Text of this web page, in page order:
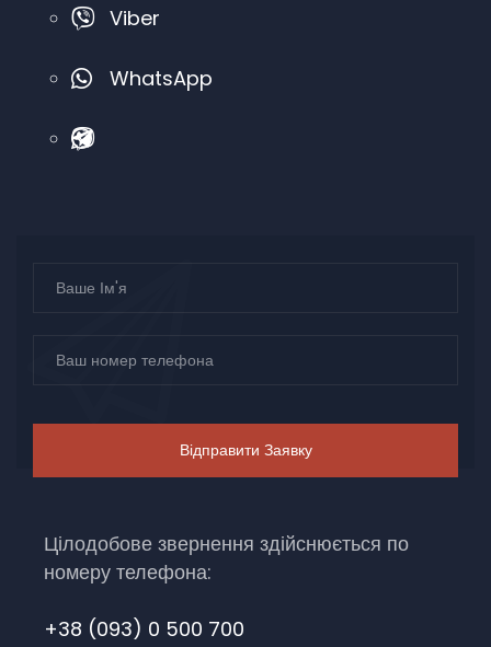
Viber
WhatsApp
Цілодобове звернення здійснюється по
номеру телефона:
+38 (093) 0 500 700